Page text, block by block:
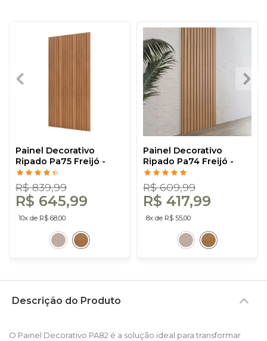
Painel Decorativo
Ripado Pa75 Freijó -
Dalla Costa
R$ 839,99
R$ 645,99
10x de R$ 68,00
Painel Decorativo
Ripado Pa74 Freijó -
Dalla Costa
R$ 609,99
R$ 417,99
8x de R$ 55,00
Descrição do Produto
O Painel Decorativo PA82 é a solução ideal para transformar